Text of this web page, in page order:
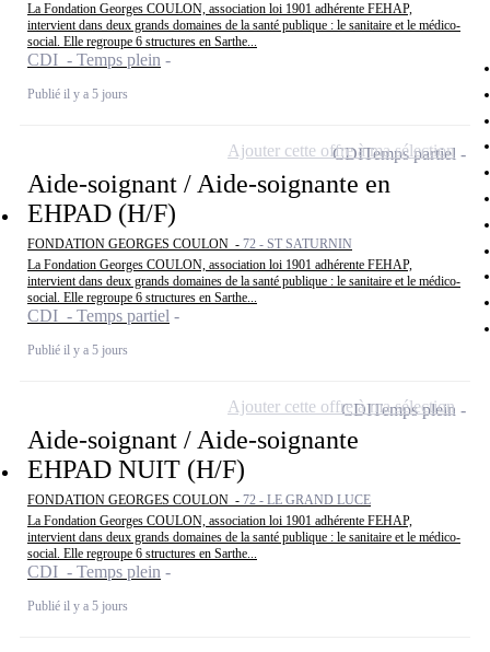
La Fondation Georges COULON, association loi 1901 adhérente FEHAP,
intervient dans deux grands domaines de la santé publique : le sanitaire et le médico-
social. Elle regroupe 6 structures en Sarthe...
CDI - Temps plein
Publié il y a 5 jours
Aide-soignant / Aide-soignante en
EHPAD (H/F)
FONDATION GEORGES COULON - 72 - ST SATURNIN
La Fondation Georges COULON, association loi 1901 adhérente FEHAP,
intervient dans deux grands domaines de la santé publique : le sanitaire et le médico-
social. Elle regroupe 6 structures en Sarthe...
CDI - Temps partiel
Publié il y a 5 jours
CDITemps partiel
Ajouter cette offre à ma sélection
Aide-soignant / Aide-soignante
EHPAD NUIT (H/F)
FONDATION GEORGES COULON - 72 - LE GRAND LUCE
La Fondation Georges COULON, association loi 1901 adhérente FEHAP,
intervient dans deux grands domaines de la santé publique : le sanitaire et le médico-
social. Elle regroupe 6 structures en Sarthe...
CDI - Temps plein
Publié il y a 5 jours
CDITemps plein
Ajouter cette offre à ma sélection